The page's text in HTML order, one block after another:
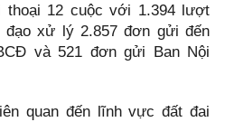
12 cuộc với 1.394 lượt
xử lý 2.857 đơn gửi đến
và 521 đơn gửi Ban Nội
quan đến lĩnh vực đất đai